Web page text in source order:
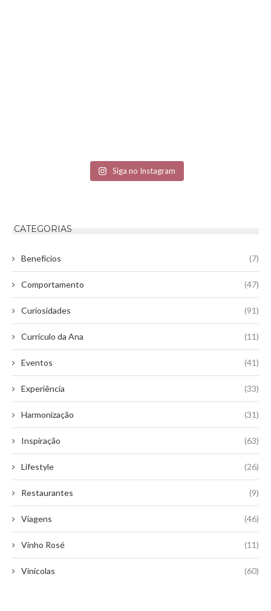
Siga no Instagram
CATEGORIAS
Benefícios (7)
Comportamento (47)
Curiosidades (91)
Currículo da Ana (11)
Eventos (41)
Experiência (33)
Harmonização (31)
Inspiração (63)
Lifestyle (26)
Restaurantes (9)
Viagens (46)
Vinho Rosé (11)
Vinícolas (60)